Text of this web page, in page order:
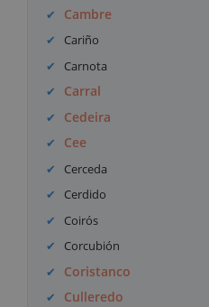
Cambre
Cariño
Carnota
Carral
Cedeira
Cee
Cerceda
Cerdido
Coirós
Corcubión
Coristanco
Culleredo